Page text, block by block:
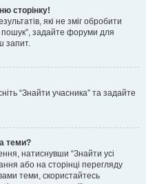
сторінку!
які не зміг обробити
задайте форуми для
запит.
“Знайти учасника” та задайте
теми?
натиснувши “Знайти усі
або на сторінці перегляду
теми, скористайтесь